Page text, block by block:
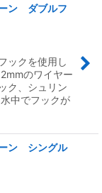
ーン ダブルフ
ックを使用し
のワイヤー
ク、シュリン
中でフックが
ーン シングル